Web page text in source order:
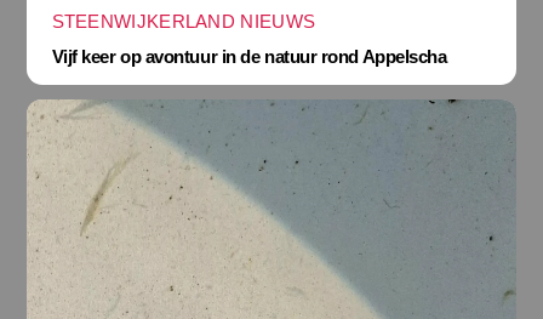
STEENWIJKERLAND NIEUWS
Vijf keer op avontuur in de natuur rond Appelscha